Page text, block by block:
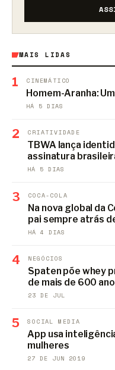
MAIS LIDAS
1 CINEMÁTICO
Homem-Aranha:
HÁ 5 DIAS
2 CRIATIVIDADE
TBWA lança
assinatura
HÁ 5 DIAS
3 COCA-COLA
Na nova global da
pai sempre atrás
HÁ 4 DIAS
4 NEGÓCIOS
Spaten põe whey
de mais de 600
23 DE JUL
5 SOCIAL MEDIA
App usa
mulheres
27 DE JUN 2019